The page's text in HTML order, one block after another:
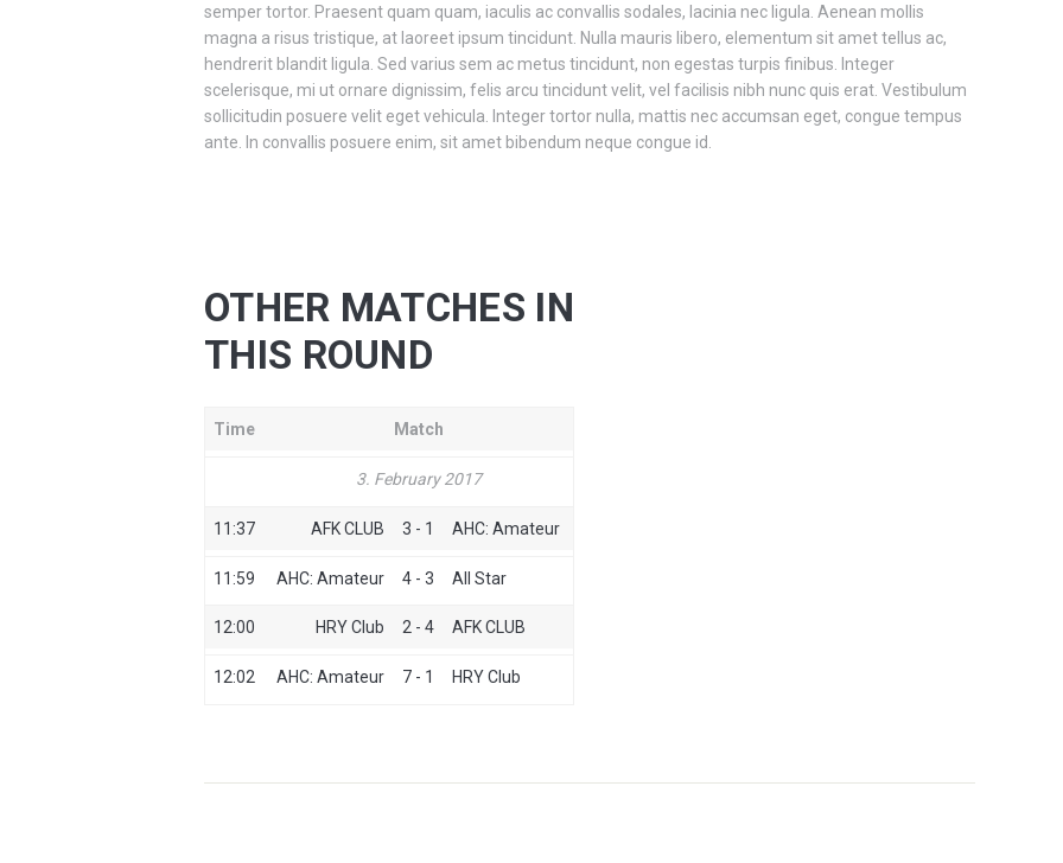
semper tortor. Praesent quam quam, iaculis ac convallis sodales, lacinia nec ligula. Aenean mollis
magna a risus tristique, at laoreet ipsum tincidunt. Nulla mauris libero, elementum sit amet tellus ac,
hendrerit blandit ligula. Sed varius sem ac metus tincidunt, non egestas turpis finibus. Integer
scelerisque, mi ut ornare dignissim, felis arcu tincidunt velit, vel facilisis nibh nunc quis erat. Vestibulum
sollicitudin posuere velit eget vehicula. Integer tortor nulla, mattis nec accumsan eget, congue tempus
ante. In convallis posuere enim, sit amet bibendum neque congue id.
OTHER MATCHES IN
THIS ROUND
Time Match
3. February 2017
11:37 AFK CLUB 3 - 1 AHC: Amateur
11:59 AHC: Amateur 4 - 3 All Star
12:00 HRY Club 2 - 4 AFK CLUB
12:02 AHC: Amateur 7 - 1 HRY Club